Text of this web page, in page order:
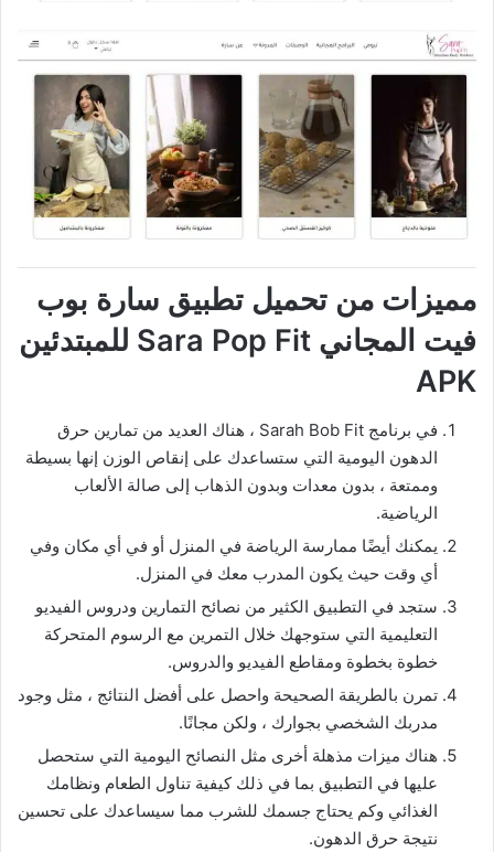
مميزات من تحميل تطبيق سارة بوب
فيت المجاني Sara Pop Fit للمبتدئين
APK
في برنامج Sarah Bob Fit ، هناك العديد من تمارين حرق
الدهون اليومية التي ستساعدك على إنقاص الوزن إنها بسيطة
وممتعة ، بدون معدات وبدون الذهاب إلى صالة الألعاب
الرياضية.
يمكنك أيضًا ممارسة الرياضة في المنزل أو في أي مكان وفي
أي وقت حيث يكون المدرب معك في المنزل.
ستجد في التطبيق الكثير من نصائح التمارين ودروس الفيديو
التعليمية التي ستوجهك خلال التمرين مع الرسوم المتحركة
خطوة بخطوة ومقاطع الفيديو والدروس.
تمرن بالطريقة الصحيحة واحصل على أفضل النتائج ، مثل وجود
مدربك الشخصي بجوارك ، ولكن مجانًا.
هناك ميزات مذهلة أخرى مثل النصائح اليومية التي ستحصل
عليها في التطبيق بما في ذلك كيفية تناول الطعام ونظامك
الغذائي وكم يحتاج جسمك للشرب مما سيساعدك على تحسين
نتيجة حرق الدهون.